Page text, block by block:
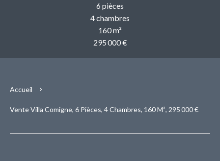
6 pièces
4 chambres
160 m²
295 000 €
Accueil
Vente Villa Comigne, 6 Pièces, 4 Chambres, 160 M², 295 000 €